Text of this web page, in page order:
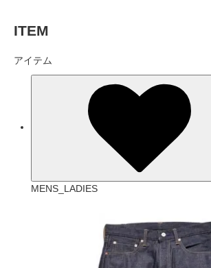
ITEM
アイテム
MENS_LADIES